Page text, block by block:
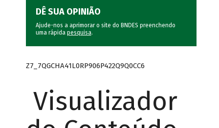
DÊ SUA OPINIÃO
Ajude-nos a aprimorar o site do BNDES preenchendo
uma rápida pesquisa.
Z7_7QGCHA41L0RP906P422Q9Q0CC6
Visualizador